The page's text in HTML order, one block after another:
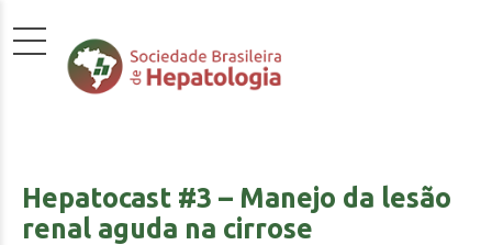
Hepatocast #3 – Manejo da lesão
renal aguda na cirrose